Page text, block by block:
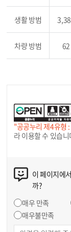
생활 방범
차량 방범 62
"공공누리 제4유형
라 이용할 수 있습니
이 페이지에
까?
매우 만족
매우불만족